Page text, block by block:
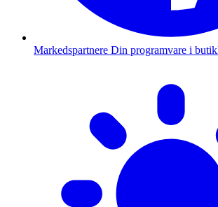
Markedspartnere Din programvare i